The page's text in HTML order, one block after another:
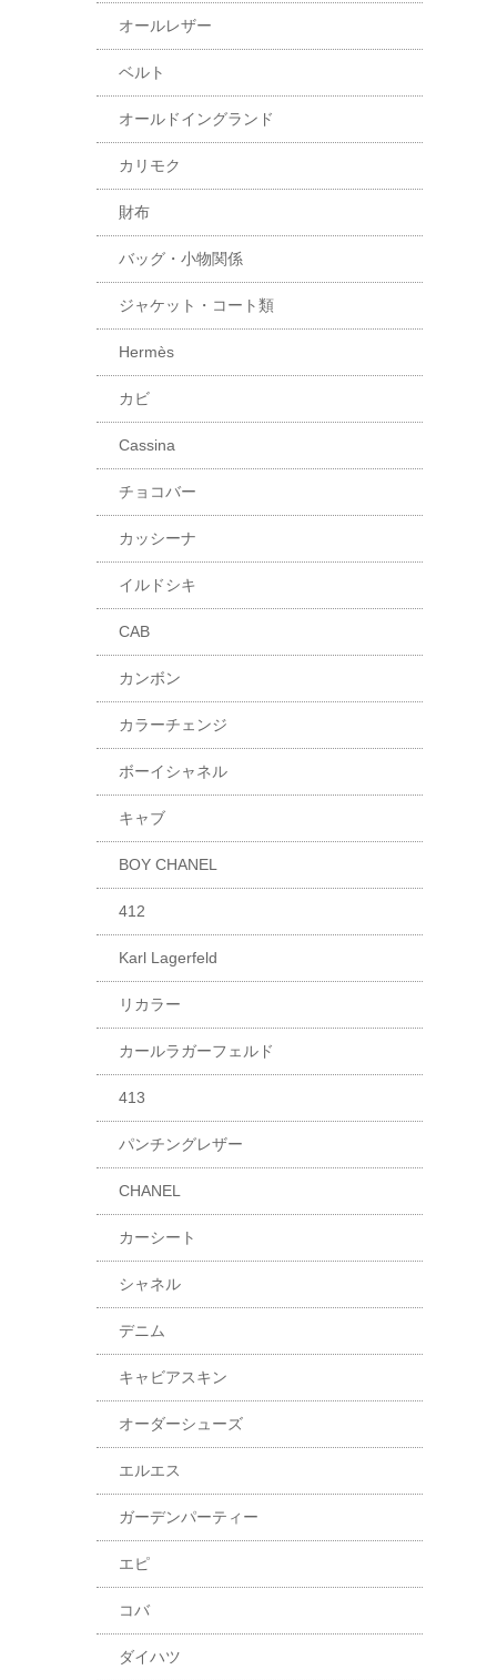
オールレザー
ベルト
オールドイングランド
カリモク
財布
バッグ・小物関係
ジャケット・コート類
Hermès
カビ
Cassina
チョコバー
カッシーナ
イルドシキ
CAB
カンボン
カラーチェンジ
ボーイシャネル
キャブ
BOY CHANEL
412
Karl Lagerfeld
リカラー
カールラガーフェルド
413
パンチングレザー
CHANEL
カーシート
シャネル
デニム
キャビアスキン
オーダーシューズ
エルエス
ガーデンパーティー
エピ
コバ
ダイハツ